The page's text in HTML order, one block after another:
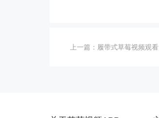
上一篇： 履带式草莓视频观看大全免费观看对比